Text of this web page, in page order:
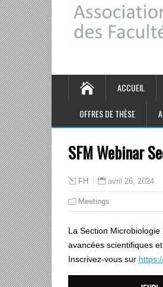
ACCUEIL
OFFRES DE THÈSE
SFM Webinar
FH avril 26, 2024
Meetings
La Section
avancées scientifiques
Inscrivez-vous sur